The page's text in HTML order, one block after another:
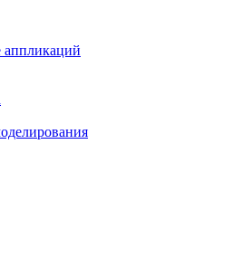
аппликаций